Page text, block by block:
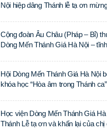
Nội hiệp dâng Thánh lễ tạ ơn
Cộng đoàn Âu Châu (Pháp – Bỉ)
Dòng Mến Thánh Giá Hà Nội –
Hội Dòng Mến Thánh Giá Hà Nội
khóa học “Hòa âm trong Thánh ca”
Học viện Dòng Mến Thánh Giá Hà
Thánh Lễ tạ ơn và khấn lại của chị